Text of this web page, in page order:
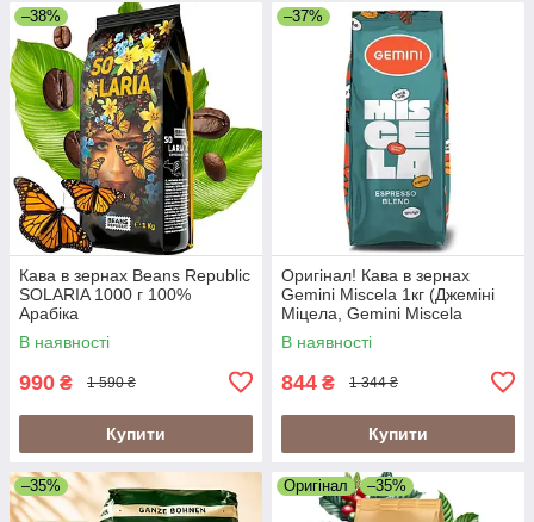
–38%
Кава в зернах Beans Republic
SOLARIA 1000 г 100%
Арабіка
В наявності
990 ₴ 1 590 ₴
Купити
–37%
Оригінал! Кава в зернах
Gemini Miscela 1кг (Джеміні
Міцела, Gemini Miscela
Espresso), 60% арабіка/40%
робуста
В наявності
844 ₴ 1 344 ₴
Купити
–35% Оригінал –35%